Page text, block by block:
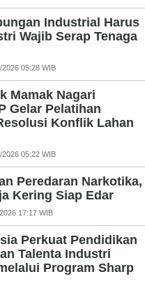
Industrial Harus
Wajib Serap Tenaga
05:28 WIB
Mamak Nagari
Gelar Pelatihan
Konflik Lahan
05:22 WIB
Peredaran Narkotika,
Kering Siap Edar
17:17 WIB
Perkuat Pendidikan
Talenta Industri
Program Sharp